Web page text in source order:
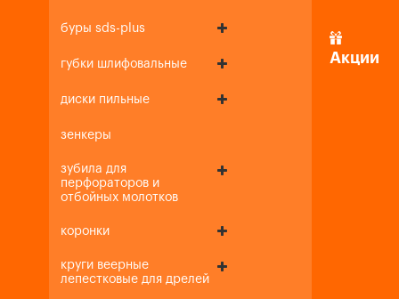
буры sds-plus
губки шлифовальные
диски пильные
зенкеры
зубила для
перфораторов и
отбойных молотков
коронки
круги веерные
лепестковые для дрелей
Акции